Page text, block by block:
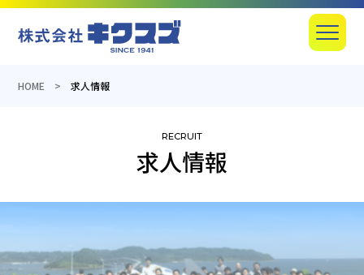
産業機器の総合商社のキクスズ Menu
HOME 求人情報
求人情報